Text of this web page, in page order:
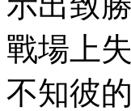
戰場上
不知彼